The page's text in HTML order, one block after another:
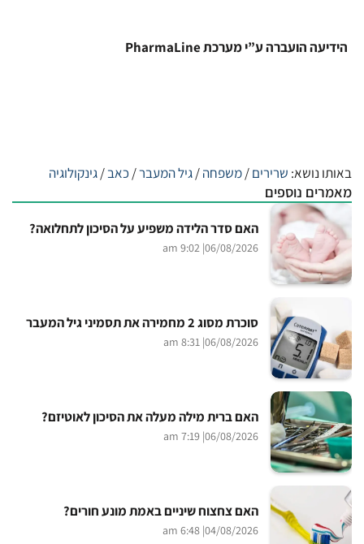
הידיעה הועברה ע”י מערכת PharmaLine
באותו נושא: שרירים/משפחה/גיל המעבר/ כאב/גינקולוגיה
מאמרים נוספים
האם סדר הלידה משפיע על הסיכון לתחלואה?
06/08/2026
| 9:02 am
סוכרת מסוג 2 מחמירה את תסמיני גיל המעבר
06/08/2026
| 8:31 am
האם ברית מילה מעלה את הסיכון לאוטיזם?
06/08/2026
| 7:19 am
האם צחצוח שיניים באמת מונע חורים?
04/08/2026
| 6:48 am